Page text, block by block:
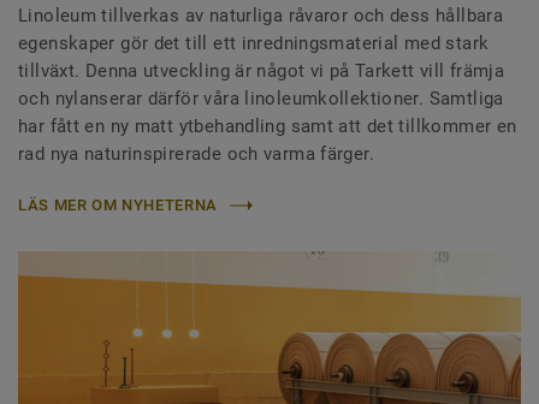
Linoleum tillverkas av naturliga råvaror och dess hållbara
egenskaper gör det till ett inredningsmaterial med stark
tillväxt. Denna utveckling är något vi på Tarkett vill främja
och nylanserar därför våra linoleumkollektioner. Samtliga
har fått en ny matt ytbehandling samt att det tillkommer en
rad nya naturinspirerade och varma färger.
LÄS MER OM NYHETERNA